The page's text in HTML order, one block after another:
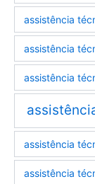
assistência
assistência
assistência
assistência
assistência